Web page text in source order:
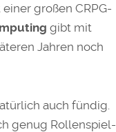
großen CRPG-
gibt mit
Jahren noch
auch fündig.
genug Rollenspiel-